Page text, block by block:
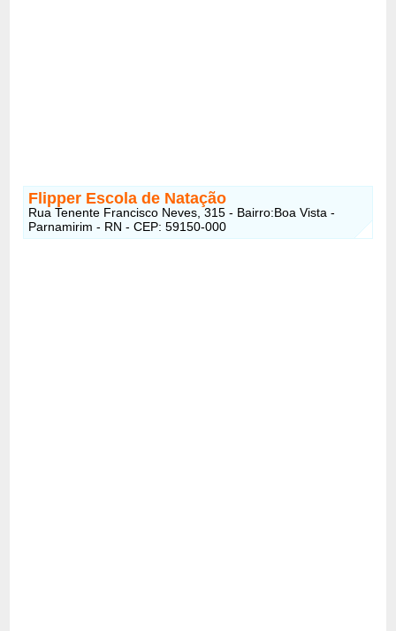
Flipper Escola de Natação
Rua Tenente Francisco Neves, 315 - Bairro:Boa Vista -
Parnamirim - RN - CEP: 59150-000